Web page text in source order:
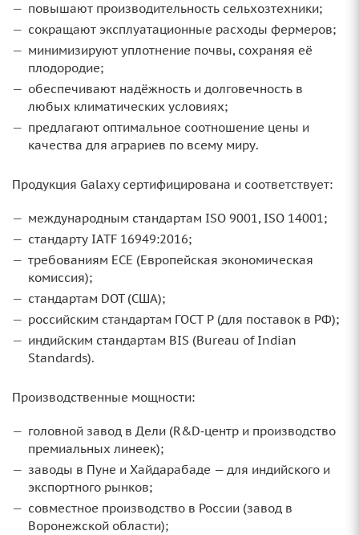
повышают производительность сельхозтехники;
сокращают эксплуатационные расходы фермеров;
минимизируют уплотнение почвы, сохраняя её
плодородие;
обеспечивают надёжность и долговечность в
любых климатических условиях;
предлагают оптимальное соотношение цены и
качества для аграриев по всему миру.
Продукция Galaxy сертифицирована и соответствует:
международным стандартам ISO 9001, ISO 14001;
стандарту IATF 16949:2016;
требованиям ECE (Европейская экономическая
комиссия);
стандартам DOT (США);
российским стандартам ГОСТ Р (для поставок в РФ);
индийским стандартам BIS (Bureau of Indian
Standards).
Производственные мощности:
головной завод в Дели (R&D‑центр и производство
премиальных линеек);
заводы в Пуне и Хайдарабаде — для индийского и
экспортного рынков;
совместное производство в России (завод в
Воронежской области);